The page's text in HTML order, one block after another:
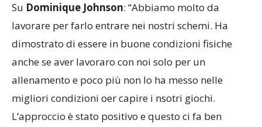
Su Dominique Johnson: “Abbiamo molto da
lavorare per farlo entrare nei nostri schemi. Ha
dimostrato di essere in buone condizioni fisiche
anche se aver lavoraro con noi solo per un
allenamento e poco più non lo ha messo nelle
migliori condizioni oer capire i nsotri giochi.
L’approccio è stato positivo e questo ci fa ben